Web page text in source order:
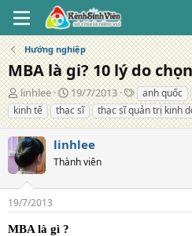
Hướng nghiệp
MBA là gi? 10 lý do
T
á
c
g
i
ả
linhlee
N
g
à
đ
ă
g
19/7/2013
T
ừ
k
anh quốc
kinh tế
thạc sĩ thạc sĩ quản trị kinh
linhlee
Thành viên
19/7/2013
MBA là gì ?